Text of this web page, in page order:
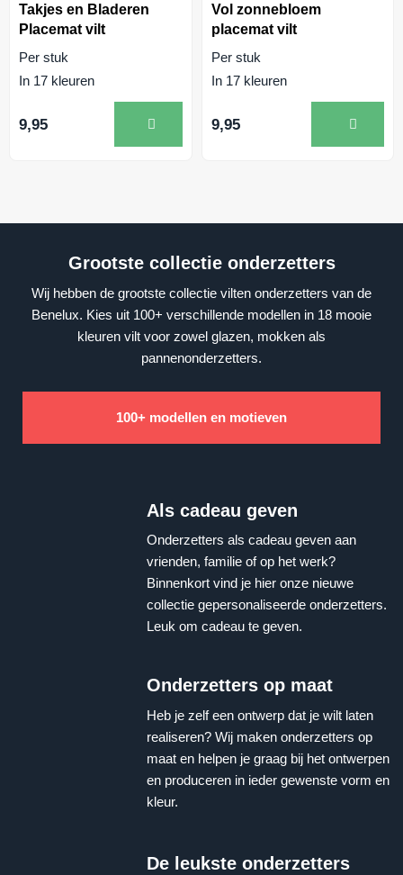
Takjes en Bladeren
Placemat vilt
Per stuk
In 17 kleuren
9,95
Vol zonnebloem
placemat vilt
Per stuk
In 17 kleuren
9,95
Grootste collectie onderzetters
Wij hebben de grootste collectie vilten onderzetters van de
Benelux. Kies uit 100+ verschillende modellen in 18 mooie
kleuren vilt voor zowel glazen, mokken als
pannenonderzetters.
100+ modellen en motieven
Als cadeau geven
Onderzetters als cadeau geven aan
vrienden, familie of op het werk?
Binnenkort vind je hier onze nieuwe
collectie gepersonaliseerde onderzetters.
Leuk om cadeau te geven.
Onderzetters op maat
Heb je zelf een ontwerp dat je wilt laten
realiseren? Wij maken onderzetters op
maat en helpen je graag bij het ontwerpen
en produceren in ieder gewenste vorm en
kleur.
De leukste onderzetters